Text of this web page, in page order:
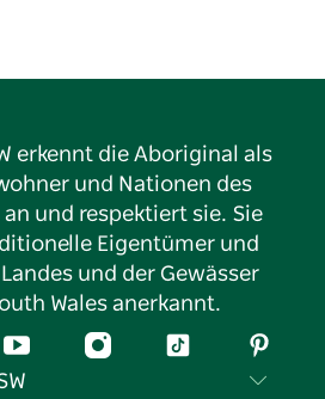
erkennt die Aboriginal als
und Nationen des
an und respektiert sie. Sie
Eigentümer und
und der Gewässer
Wales anerkannt.
YouTubeInstagramTikTok